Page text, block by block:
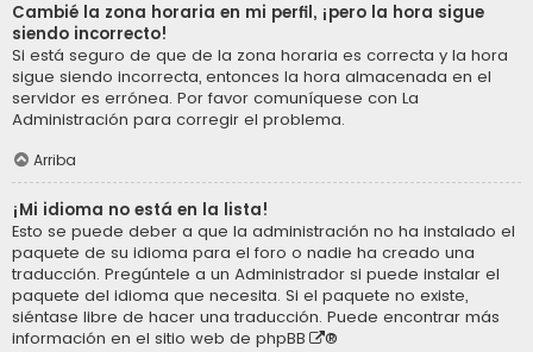
Cambié la zona horaria en mi perfil, ¡pero la hora sigue
siendo incorrecto!
Si está seguro de que de la zona horaria es correcta y la hora
sigue siendo incorrecta, entonces la hora almacenada en el
servidor es errónea. Por favor comuníquese con La
Administración para corregir el problema.
Arriba
¡Mi idioma no está en la lista!
Esto se puede deber a que la administración no ha instalado el
paquete de su idioma para el foro o nadie ha creado una
traducción. Pregúntele a un Administrador si puede instalar el
paquete del idioma que necesita. Si el paquete no existe,
siéntase libre de hacer una traducción. Puede encontrar más
información en el sitio web de phpBB ®